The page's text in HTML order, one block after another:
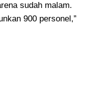
sudah malam.
900 personel,”